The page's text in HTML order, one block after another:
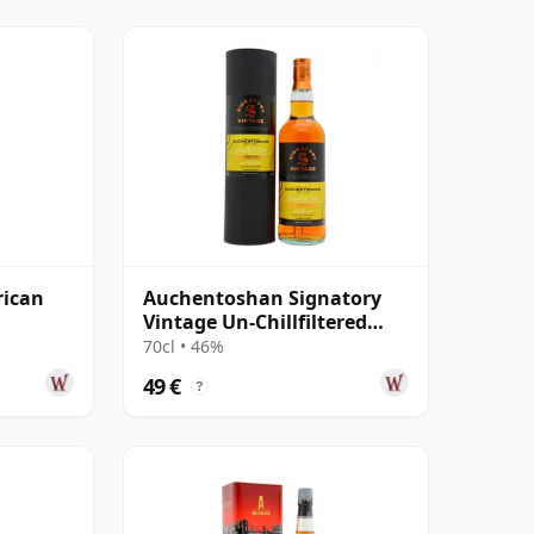
Auchentoshan Signatory
Vintage Un-Chillfiltered
Collection Sing 2013 13
70cl • 46%
49 € ?